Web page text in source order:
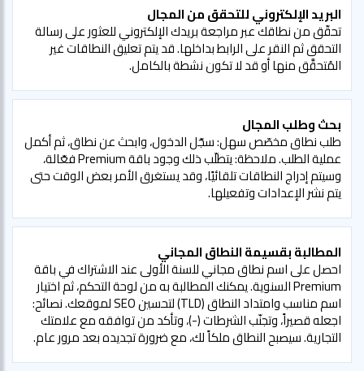
البريد الإلكتروني للتحقق من المجال
تحقّق من نطاقك عبر مراجعة بريدك الإلكتروني للعثور على رسالة
التحقق ثم النقر على الرابط بداخلها. قد يتم تعليق النطاقات غير
المُتحقَّق منها أو قد لا تكون نشطة بالكامل.
بحث وطلب المجال
طلب نطاق مخصّص سهل: سجّل الدخول، وابحث عن نطاق، ثم أكمل
عملية الطلب. ملاحظة: يتطلّب ذلك وجود باقة Premium فعّالة،
وسيتم إدراج النطاقات تلقائيًا، وقد يستغرق الأمر بعض الوقت حتى
يتم نشر الإعدادات وتفعيلها.
المطالبة بقسيمة النطاق المجاني
احصل على اسم نطاق مجاني للسنة الأولى عند الاشتراك في باقة
Premium السنوية. يمكنك المطالبة به من لوحة التحكم، ثم اختيار
اسم مناسب وامتداد النطاق (TLD) لتحسين SEO لموقعك. نصائح:
اجعله قصيراً، وتجنّب الشرطات (-)، وتأكد من توافقه مع علامتك
التجارية. سيصبح النطاق ملكاً لك، مع ضرورة تجديده بعد مرور عام.